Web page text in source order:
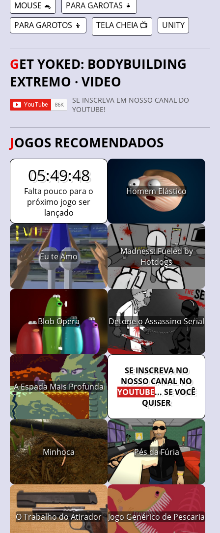
MOUSE 🐁
PARA GAROTAS 👧
PARA GAROTOS 👦
TELA CHEIA 📺 UNITY
GET YOKED: BODYBUILDING
EXTREMO · VIDEO
SE INSCREVA EM NOSSO CANAL DO
YOUTUBE!
JOGOS RECOMENDADOS
05:49:47
Falta pouco para o
próximo jogo ser
lançado
Homem Elástico
Eu te Amo
Madness: Fueled by
Hotdogs
Blob Opera Detone o Assassino Serial
A Espada Mais Profunda
SE INSCREVA NO
NOSSO CANAL NO
YOUTUBE... SE VOCÊ
QUISER
Minhoca Pés da Fúria
O Trabalho do Atirador Jogo Genérico de Pescaria